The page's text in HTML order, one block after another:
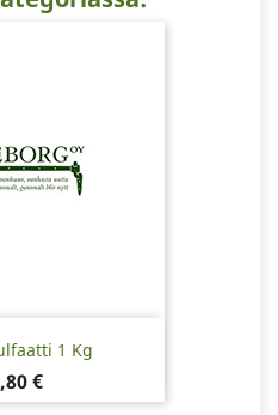
1 Kg
€